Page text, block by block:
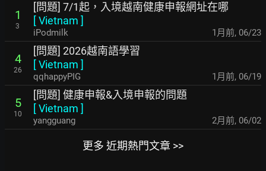
1
3
[問題] 7/1起，入境越南健康申報網址在哪
[Vietnam ]
iPodmilk 1月前, 06/23
4
26
[問題] 2026越南語學習
[Vietnam ]
qqhappyPIG 1月前, 06/19
5
10
[問題] 健康申報&入境申報的問題
[Vietnam ]
yangguang 2月前, 06/02
更多 近期熱門文章 >>